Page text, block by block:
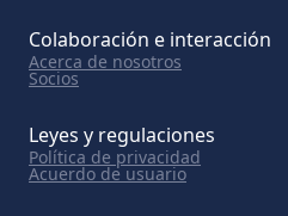
Colaboración e interacción
Acerca de nosotros
Socios
Leyes y regulaciones
Política de privacidad
Acuerdo de usuario